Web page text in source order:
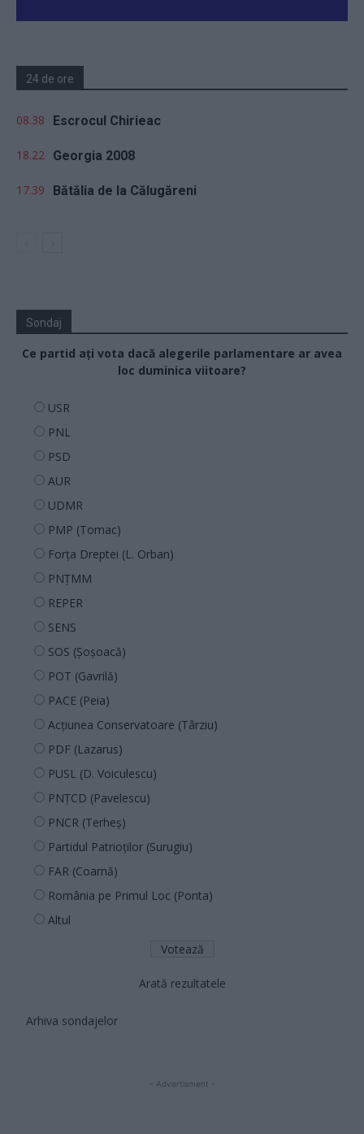
24 de ore
08.38 Escrocul Chirieac
18.22 Georgia 2008
17.39 Bătălia de la Călugăreni
Sondaj
Ce partid ați vota dacă alegerile parlamentare ar avea
loc duminica viitoare?
USR
PNL
PSD
AUR
UDMR
PMP (Tomac)
Forța Dreptei (L. Orban)
PNȚMM
REPER
SENS
SOS (Șoșoacă)
POT (Gavrilă)
PACE (Peia)
Acțiunea Conservatoare (Târziu)
PDF (Lazarus)
PUSL (D. Voiculescu)
PNȚCD (Pavelescu)
PNCR (Terheș)
Partidul Patrioților (Surugiu)
FAR (Coarnă)
România pe Primul Loc (Ponta)
Altul
Arată rezultatele
Arhiva sondajelor
- Advertisment -